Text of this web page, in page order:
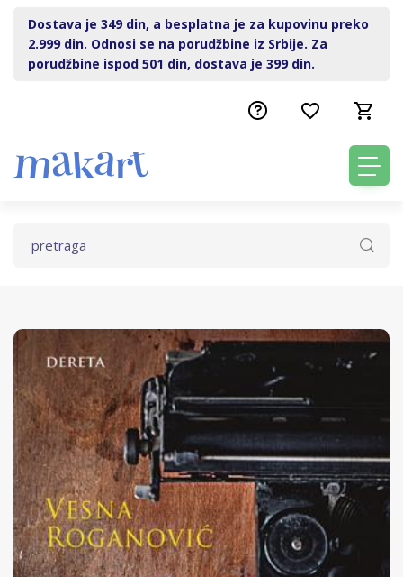
Dostava je 349 din, a besplatna je za kupovinu preko
2.999 din. Odnosi se na porudžbine iz Srbije. Za
porudžbine ispod 501 din, dostava je 399 din.